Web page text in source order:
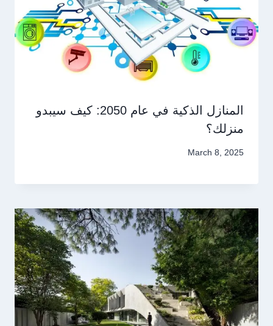
المنازل الذكية في عام 2050: كيف سيبدو
منزلك؟
March 8, 2025